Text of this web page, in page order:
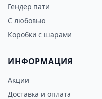
Гендер пати
С любовью
Коробки с шарами
ИНФОРМАЦИЯ
Акции
Доставка и оплата